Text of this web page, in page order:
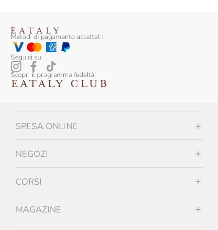
Metodi di pagamento accettati:
Seguici su:
Scopri il programma fedeltà:
SPESA ONLINE
NEGOZI
CORSI
MAGAZINE